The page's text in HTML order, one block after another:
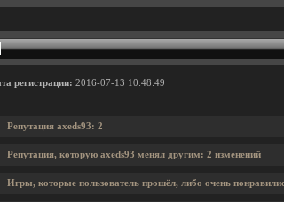
регистрации: 2016-07-13 10:48:49
Репутация axeds93: 2
Репутация, которую axeds93 менял другим: 2 изменений
Игры, которые пользователь прошёл, либо очень